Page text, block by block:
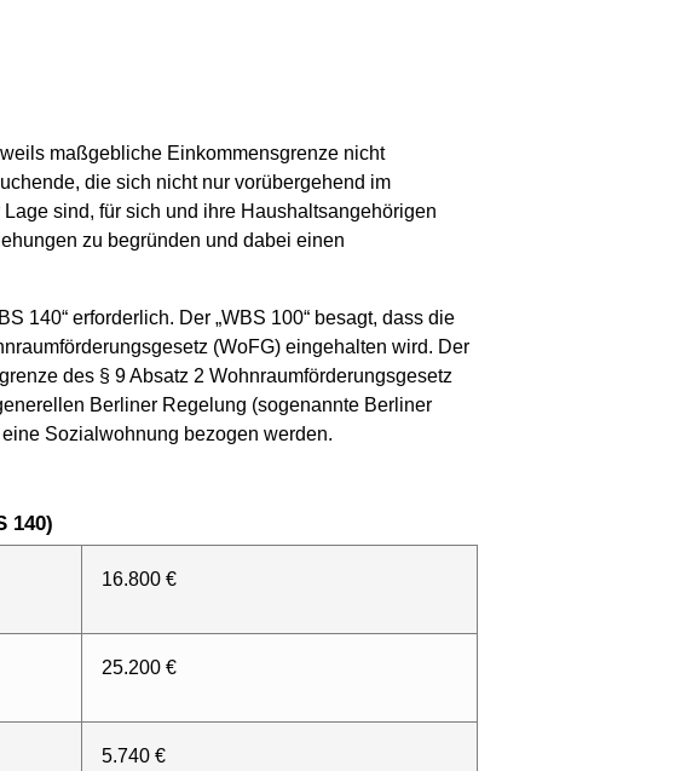
maßgebliche Einkommensgrenze nicht
die sich nicht nur vorübergehend im
sind, für sich und ihre Haushaltsangehörigen
zu begründen und dabei einen
140“ erforderlich. Der „WBS 100“ besagt, dass die
(WoFG) eingehalten wird. Der
des § 9 Absatz 2 Wohnraumförderungsgesetz
Berliner Regelung (sogenannte Berliner
Sozialwohnung bezogen werden.
140)
16.800 €
25.200 €
5.740 €